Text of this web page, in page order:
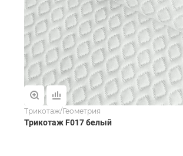
Трикотаж/Геометрия
Трикотаж F017 белый